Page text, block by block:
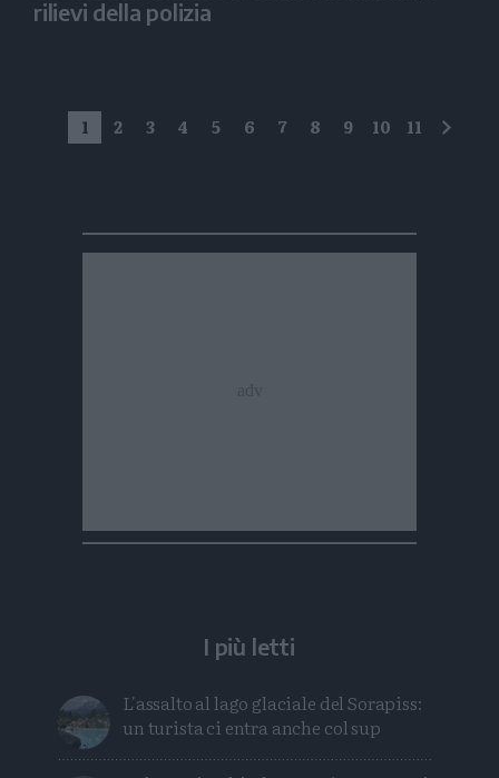
rilievi della polizia
1 2 3 4 5 6 7 8 9 10 11
I più letti
L'assalto al lago glaciale del Sorapiss:
un turista ci entra anche col sup